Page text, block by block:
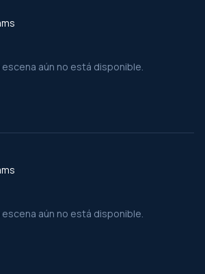
aún no está disponible.
aún no está disponible.